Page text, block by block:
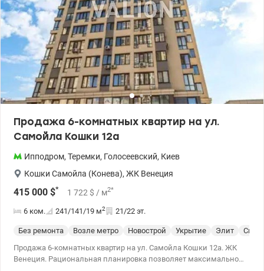
Продажа 6-комнатных квартир на ул.
Самойла Кошки 12а
Ипподром, Теремки, Голосеевский, Киев
Кошки Самойла (Конева), ЖК Венеция
415 000 $* 1 722 $ / м2*
6 ком. 241/141/19 м2 21/22 эт.
Без ремонта Возле метро Новострой Укрытие Элит
Продажа 6-комнатных квартир на ул. Самойла Кошки 12а. ЖК
Венеция. Рациональная планировка позволяет максимально